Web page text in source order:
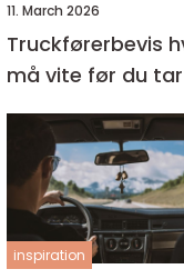
11. March 2026
Truckførerbevis hva du
må vite før du
inspiration